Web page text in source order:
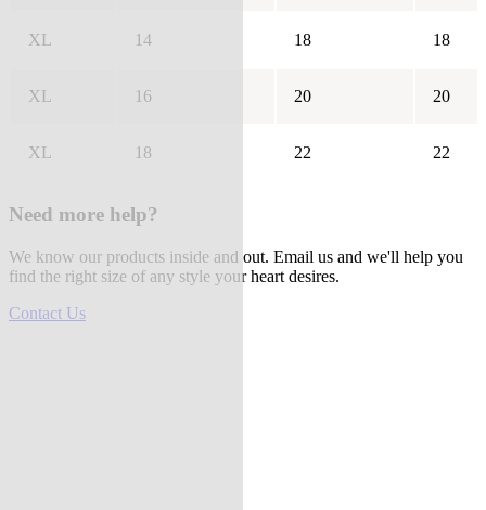
XL 14 18 18
XL 16 20 20
XL 18 22 22
Need more help?
We know our products inside and out. Email us and we'll help you
find the right size of any style your heart desires.
Contact Us